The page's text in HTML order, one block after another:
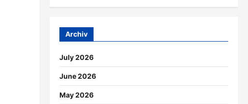
Archiv
July 2026
June 2026
May 2026